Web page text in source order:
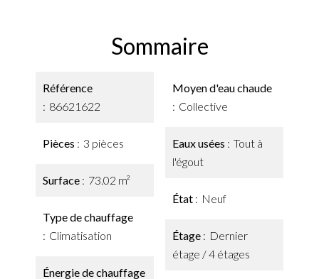
Sommaire
Référence
86621622
Pièces 3 pièces
Surface 73.02 m²
Type de chauffage
Climatisation
Énergie de chauffage
Moyen d'eau chaude
Collective
Eaux usées
Tout à
l'égout
État Neuf
Étage
Dernier
étage / 4 étages